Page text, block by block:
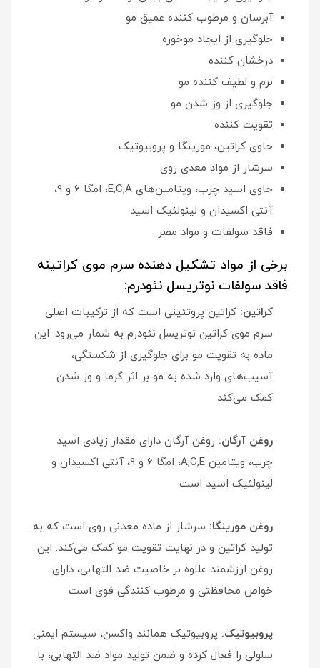
آبرسان و مرطوب کننده عمیق مو
جلوگیری از ایجاد موخوره
درخشان کننده
نرم و لطیف کننده مو
جلوگیری از وز شدن مو
تقویت کننده
حاوی کراتین، مورینگا و پروبیوتیک
سرشار از مواد معدی روی
حاوی اسید چرب، ویتامین‌های E,C,A، امگا 6 و 9،
آنتی اکسیدان و لینولئیک اسید
فاقد سولفات و مواد مضر
برخی از مواد تشکیل دهنده سرم موی کراتینه
فاقد سولفات نوتریسل نئودرم:
کراتین: کراتین پروتئینی است که از ترکیبات اصلی
سرم موی کراتین نوتریسل نئودرم به شمار می‌رود. این
ماده به تقویت مو برای جلوگیری از شکستگی،
آسیب‌های وارد شده به مو بر اثر گرما و وز شدن
کمک می‌کند
روغن آرگان: روغن آرگان دارای مقدار زیادی اسید
چرب، ویتامین A,C,E، امگا 6 و 9، آنتی اکسیدان و
لینولئیک اسید است
روغن مورینگا: سرشار از ماده معدنی روی است که به
تولید کراتین و در نهایت تقویت مو کمک می‌کند. این
روغن ارزشمند علاوه بر خاصیت ضد التهابی، دارای
خواص محافظتی و مرطوب کنندگی قوی است
پروبیوتیک: پروبیوتیک همانند واکسن، سیستم ایمنی
سلولی را فعال کرده و ضمن تولید مواد ضد التهابی، با